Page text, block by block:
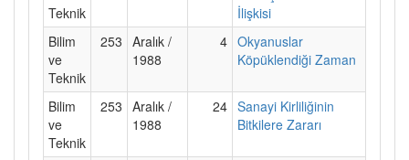
Teknik
İlişkisi
Bilim
ve
Teknik
253 Aralık /
1988
4 Okyanuslar
Köpüklendiği Zaman
Bilim
ve
Teknik
253 Aralık /
1988
24 Sanayi Kirliliğinin
Bitkilere Zararı